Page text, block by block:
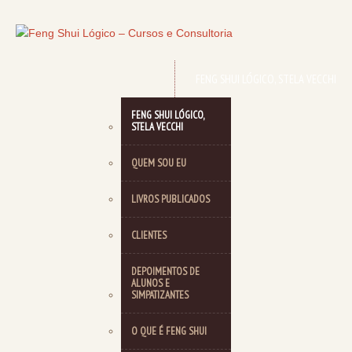
FENG SHUI LÓGICO,
STELA VECCHI
QUEM SOU EU
LIVROS PUBLICADOS
CLIENTES
DEPOIMENTOS DE
ALUNOS E
SIMPATIZANTES
O QUE É FENG SHUI